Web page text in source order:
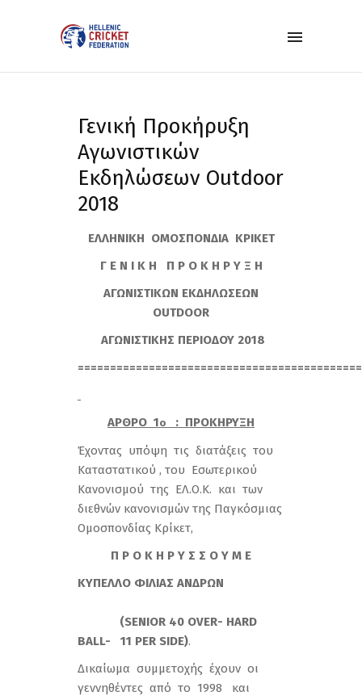
Γενική Προκήρυξη
Aγωνιστικών
Eκδηλώσεων Outdoor
2018
ΕΛΛΗΝΙΚΗ ΟΜΟΣΠΟΝΔΙΑ ΚΡΙΚΕΤ
Γ Ε Ν Ι Κ Η Π Ρ Ο Κ Η Ρ Υ Ξ Η
ΑΓΩΝΙΣΤΙΚΩΝ ΕΚΔΗΛΩΣΕΩΝ
OUTDOOR
ΑΓΩΝΙΣΤΙΚΗΣ ΠΕΡΙΟΔΟΥ 2018
ΑΡΘΡΟ 1o
: ΠΡΟΚΗΡΥΞΗ
Έχοντας υπόψη τις διατάξεις του
Καταστατικού , του Εσωτερικού
Κανονισμού της ΕΛ.Ο.Κ. και των
διεθνών κανονισμών της Παγκόσμιας
Ομοσπονδίας Κρίκετ,
Π Ρ Ο Κ Η Ρ Υ Σ Σ Ο Υ Μ Ε
ΚΥΠΕΛΛΟ ΦΙΛΙΑΣ ΑΝΔΡΩΝ
(SENIOR 40 OVER- HARD
BALL- 11 PER SIDE).
Δικαίωμα συμμετοχής έχουν οι
γεννηθέντες από το 1998 και